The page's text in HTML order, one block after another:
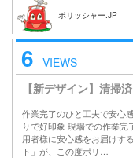
ポリッシャー.JP
6 VIEWS
【新デザイン】清掃
作業完了のひと工夫で安心
りで好印象 現場での作業
用者様に安心感をお届けす
ト」が、この度ポリ…